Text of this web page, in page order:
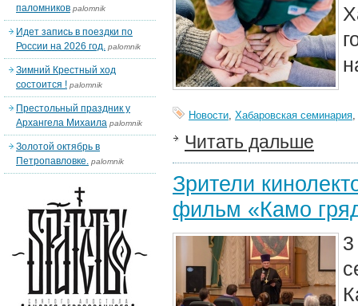
Новости, Хабаровская семинария,
Читать дальше
Зрители
фильм «Камо
паломников palomnik
Идет запись в поездки по
России на 2026 год. palomnik
Зимний Крестный ход
состоится ! palomnik
Престольный праздник у
Архангела Михаила palomnik
Золотой октябрь в
Петропавловке. palomnik